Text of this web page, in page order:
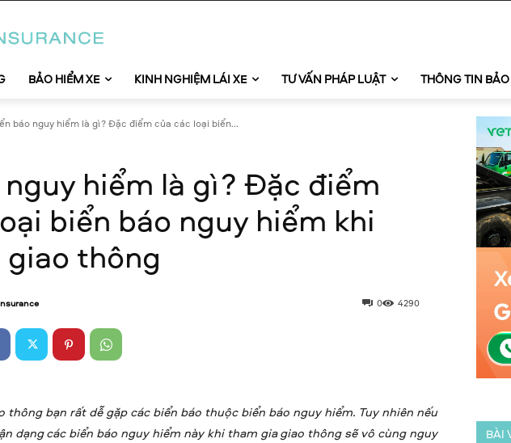
BẢO HIỂM XE KINH NGHIỆM LÁI XE TƯ VẤN PHÁP LUẬT THÔNG TIN
báo nguy hiểm là gì? Đặc điểm của các loại biển...
hiểm là gì? Đặc điểm
biển báo nguy hiểm khi
thông
0 4290
thông bạn rất dễ gặp các biển báo thuộc biển báo nguy hiểm. Tuy nhiên nếu
dạng các biển báo nguy hiểm này khi tham gia giao thông sẽ vô cùng nguy
BÀI